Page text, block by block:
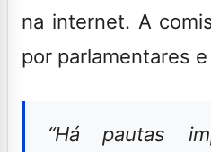
na internet. A
por parlamentares
“Há pautas